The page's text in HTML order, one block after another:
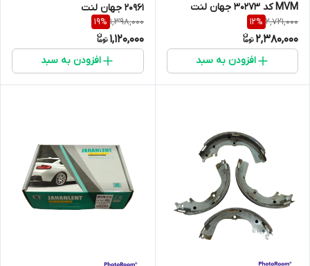
MVM کد 30273 جهان لنت
2,721,000
12%
2,380,000
افزودن به سبد
20961 جهان لنت
1,398,000
19%
1,120,000
افزودن به سبد